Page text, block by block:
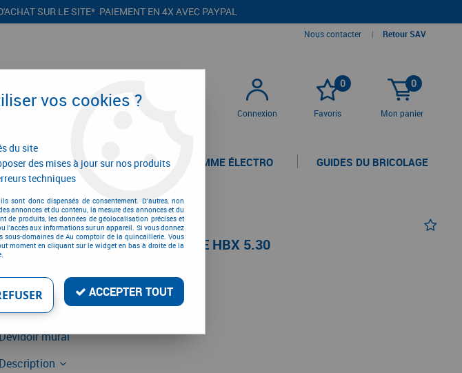
SUR LE SITE* PAIEMENT EN 4X AVEC PAYPAL
Nous contacter | Retour SAV
Connexion
0
Favoris
0
Mon panier
PROMOTIONS LA GAMME ÉLECTRO GUIDES DU BRICOLAGE
MURAL AUTOMATIQUE HBX 5.30
,43 €TTC
mural
Description
vos cookies ?
du site
des mises à jour sur nos produits
techniques
sont donc dispensés de consentement. D'autres, non
annonces et du contenu, la mesure des annonces et du
de produits, les données de géolocalisation précises et
l'accès aux informations sur un appareil. Si vous donnez
sous-domaines de Au comptoir de la quincaillerie. Vous
moment en cliquant sur le widget en bas à droite de la
ACCEPTER TOUT